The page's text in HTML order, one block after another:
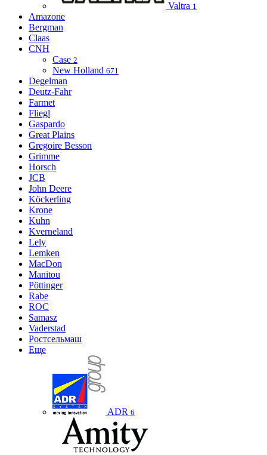
Valtra 1
Amazone
Bergman
Claas
CNH
Case 2
New Holland 671
Degelman
Deutz-Fahr
Farmet
Fliegl
Gaspardo
Great Plains
Gregoire Besson
Grimme
Horsch
JCB
John Deere
Köckerling
Krone
Kuhn
Kverneland
Lely
Lemken
MacDon
Manitou
Pöttinger
Rabe
ROC
Samasz
Vaderstad
Ростсельмаш
Еще
ADR 6